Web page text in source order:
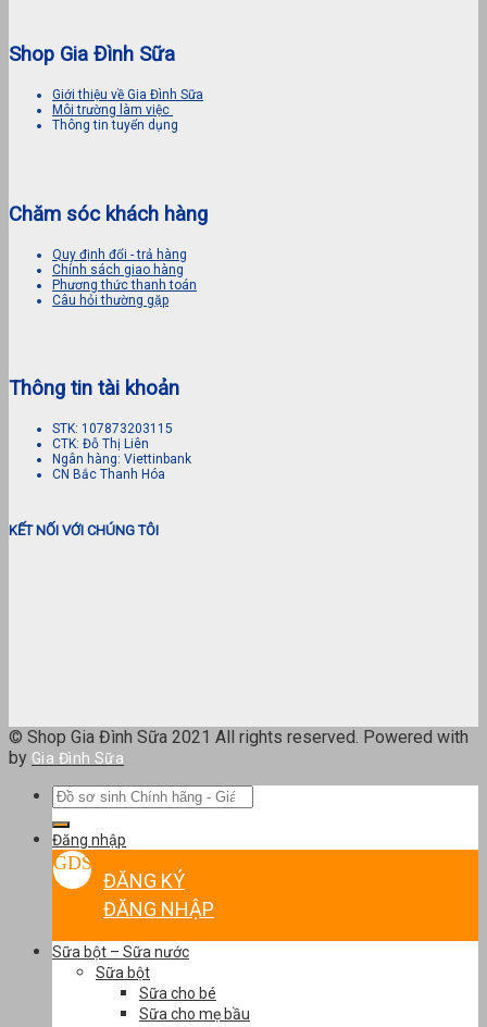
Shop Gia Đình Sữa
Giới thiệu về Gia Đình Sữa
Môi trường làm việc
Thông tin tuyển dụng
Chăm sóc khách hàng
Quy định đổi - trả hàng
Chính sách giao hàng
Phương thức thanh toán
Câu hỏi thường gặp
Thông tin tài khoản
STK: 107873203115
CTK: Đỗ Thị Liên
Ngân hàng: Viettinbank
CN Bắc Thanh Hóa
KẾT NỐI VỚI CHÚNG TÔI
© Shop Gia Đình Sữa 2021 All rights reserved. Powered with
by Gia Đình Sữa
Tìm
kiếm:
Đăng nhập
ĐĂNG KÝ
ĐĂNG NHẬP
Sữa bột – Sữa nước
Sữa bột
Sữa cho bé
Sữa cho mẹ bầu